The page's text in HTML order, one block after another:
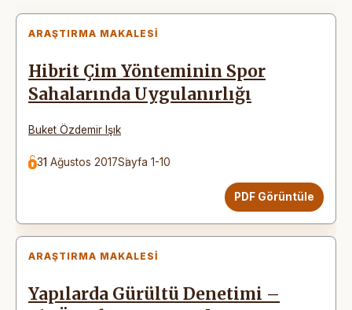
ARAŞTIRMA MAKALESI
Hibrit Çim Yönteminin Spor
Sahalarında Uygulanırlığı
Buket Özdemir Işık
31 Ağustos 2017Sayfa 1-10
PDF Görüntüle
ARAŞTIRMA MAKALESI
Yapılarda Gürültü Denetimi –